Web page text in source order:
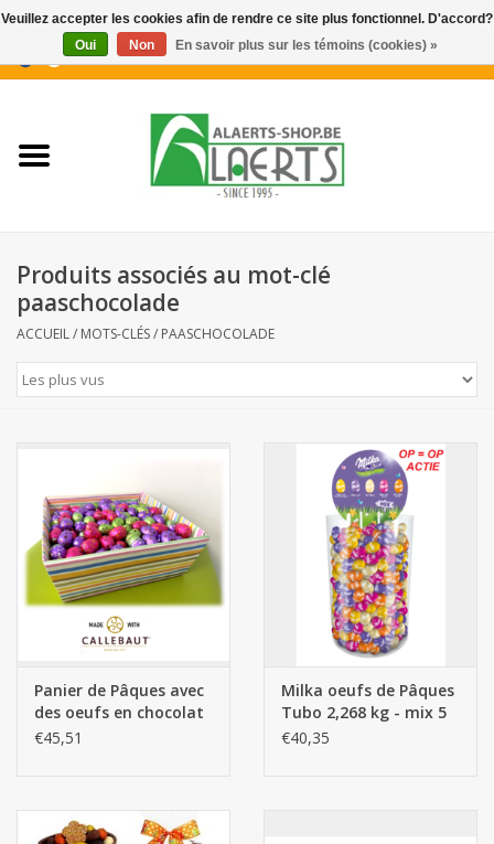
0 Articles - €0,00
Nouveautés
Biscuits pour le café
Botanicals
Bonbons pour la bonbonnière
Rouleaux de caisse thermiques
Produits d'hygiène
Produits associés au mot-clé
paaschocolade
ACCUEIL/ MOTS-CLÉS/ PAASCHOCOLADE
Panier de Pâques avec
des oeufs en chocolat
3kg
€45,51
Milka oeufs de Pâques
Tubo 2,268 kg - mix 5
goûts
€40,35
Veuillez accepter les cookies afin de rendre ce site plus fonctionnel. D'accord?
Oui
Non En savoir plus sur les témoins (cookies) »